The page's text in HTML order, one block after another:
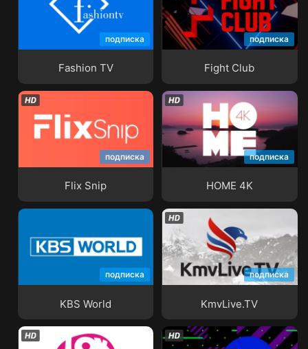
подписка
Fashion TV
подписка
Fight Club
Fight Club
подписка
Flix Snip
подписка
HOME 4K
HOME 4K
подписка
KBS World
подписка
KmvLive.TV
KmvLive.TV